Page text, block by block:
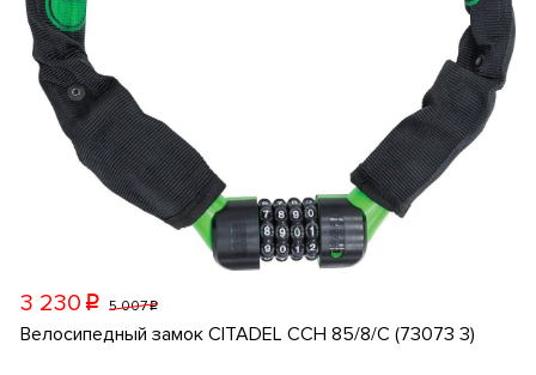
3 230 p 5 007p
Велосипедный замок CITADEL CCH 85/8/C (73073 3)